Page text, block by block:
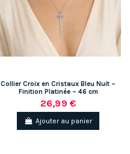
Collier Croix en Cristaux Bleu Nuit –
Finition Platinée – 46 cm
26,99 €
Ajouter au panier